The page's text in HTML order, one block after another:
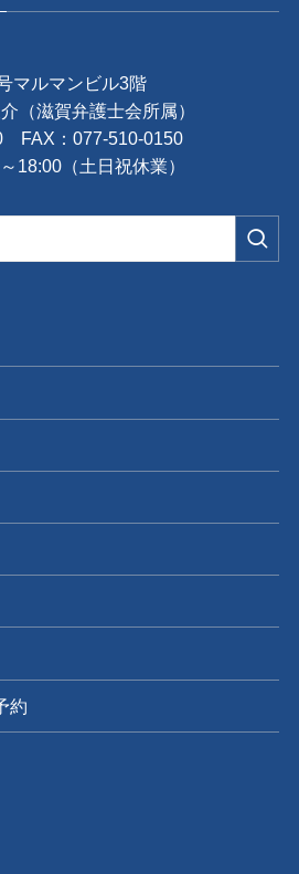
マルマンビル3階
滋賀弁護士会所属）
FAX：077-510-0150
（土日祝休業）
約